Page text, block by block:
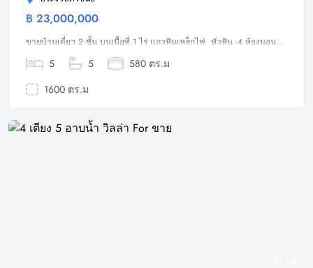
฿ 23,000,000
ขายบ้านเดี่ยว 2 ชั้น บนเนื้อที่ 1 ไร่ แถวหินเหล็กไฟ หัวหิน -4 ห้องนอน...
5 5
580 ตร.ม
1600 ตร.ม